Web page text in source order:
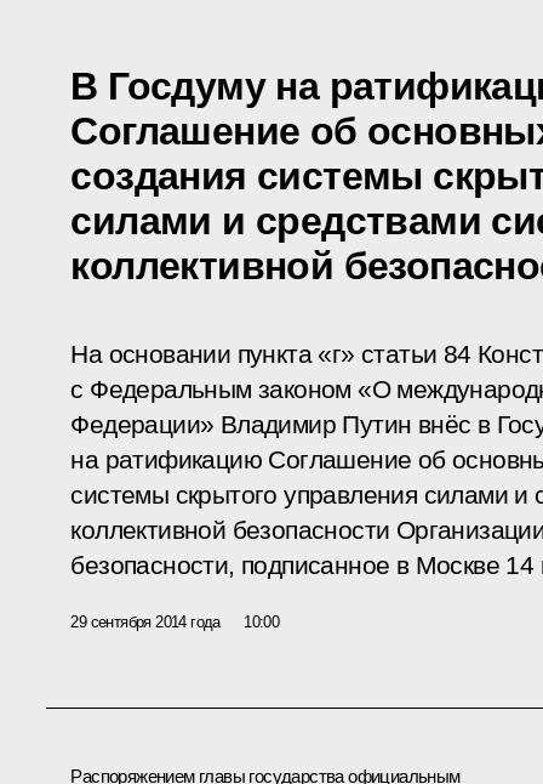
В Госдуму на
Соглашение об
создания системы
силами и средствами
коллективной
На основании пункта «г» статьи 84
с Федеральным законом «О
Федерации» Владимир Путин внёс в
на ратификацию Соглашение об
системы скрытого управления силами и
коллективной безопасности
безопасности, подписанное в Москве
29 сентября 2014 года 10:00
Распоряжением главы государства официальным